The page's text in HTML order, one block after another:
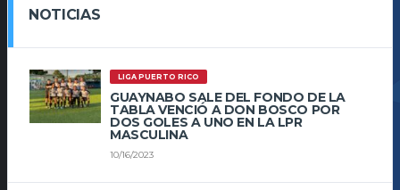
NOTICIAS
LIGA PUERTO RICO
GUAYNABO SALE DEL FONDO DE LA
TABLA VENCIÓ A DON BOSCO POR
DOS GOLES A UNO EN LA LPR
MASCULINA
10/16/2023